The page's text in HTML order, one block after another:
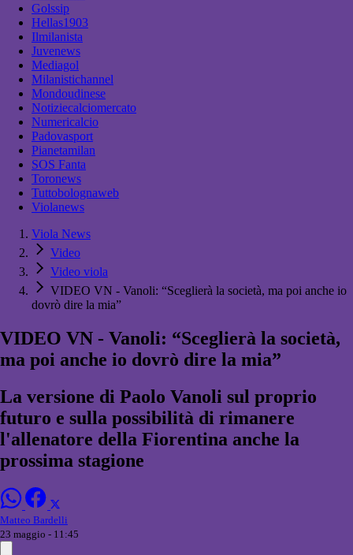
Golssip
Hellas1903
Ilmilanista
Juvenews
Mediagol
Milanistichannel
Mondoudinese
Notiziecalciomercato
Numericalcio
Padovasport
Pianetamilan
SOS Fanta
Toronews
Tuttobolognaweb
Violanews
Viola News
Video
Video viola
VIDEO VN - Vanoli: “Sceglierà la società, ma poi anche io
dovrò dire la mia”
VIDEO VN - Vanoli: “Sceglierà la società,
ma poi anche io dovrò dire la mia”
La versione di Paolo Vanoli sul proprio
futuro e sulla possibilità di rimanere
l'allenatore della Fiorentina anche la
prossima stagione
Matteo Bardelli
23 maggio - 11:45